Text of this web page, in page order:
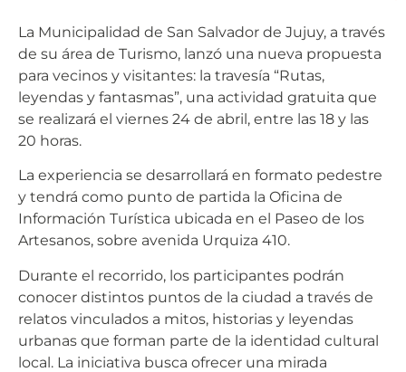
La Municipalidad de San Salvador de Jujuy, a través
de su área de Turismo, lanzó una nueva propuesta
para vecinos y visitantes: la travesía “Rutas,
leyendas y fantasmas”, una actividad gratuita que
se realizará el viernes 24 de abril, entre las 18 y las
20 horas.
La experiencia se desarrollará en formato pedestre
y tendrá como punto de partida la Oficina de
Información Turística ubicada en el Paseo de los
Artesanos, sobre avenida Urquiza 410.
Durante el recorrido, los participantes podrán
conocer distintos puntos de la ciudad a través de
relatos vinculados a mitos, historias y leyendas
urbanas que forman parte de la identidad cultural
local. La iniciativa busca ofrecer una mirada